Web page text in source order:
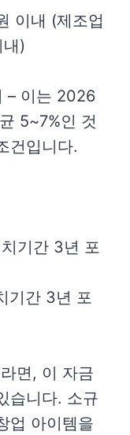
이내 (제조업
)
– 이는 2026
5~7%인 것
건입니다.
기간 3년 포
기간 3년 포
면, 이 자금
습니다. 소규
업 아이템을